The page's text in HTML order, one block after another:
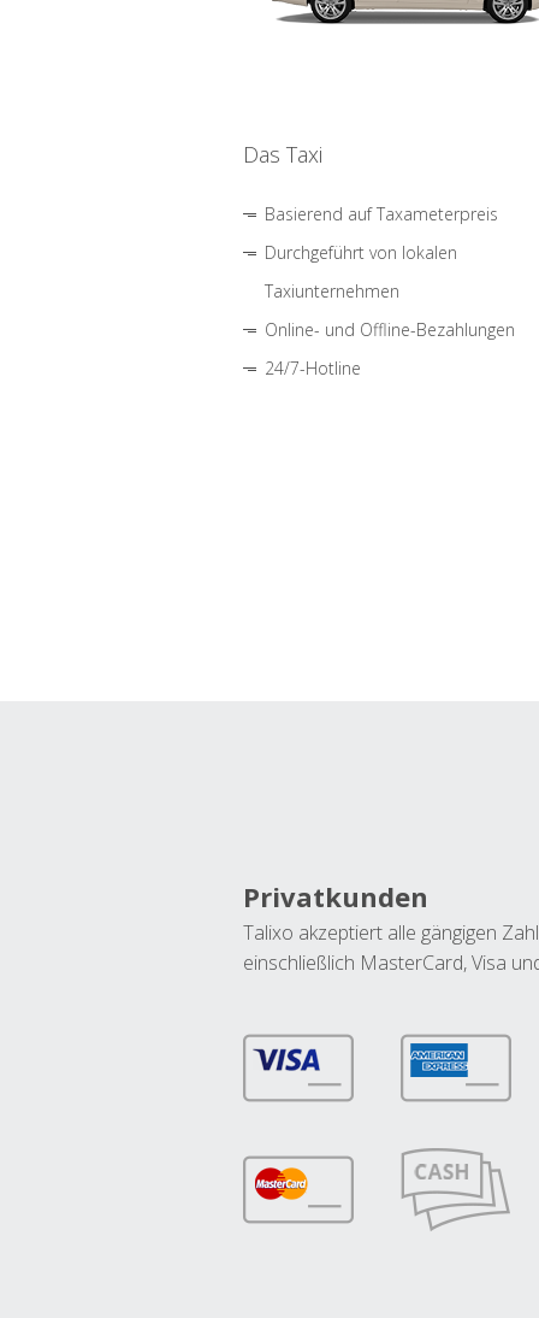
Das Taxi
Basierend auf Taxameterpreis
Durchgeführt von lokalen
Taxiunternehmen
Online- und Offline-Bezahlungen
24/7-Hotline
Privatkunden
Talixo akzeptiert alle gängigen
einschließlich MasterCard, Visa